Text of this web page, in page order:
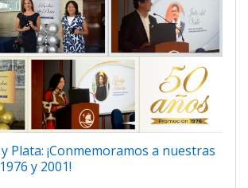
Plata: ¡Conmemoramos a nuestras
y 2001!